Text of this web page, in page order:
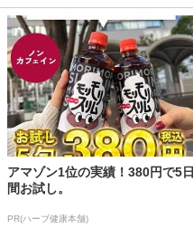
アマゾン1位の実績！380円で5日
間お試し。
PR(ハーブ健康本舗)